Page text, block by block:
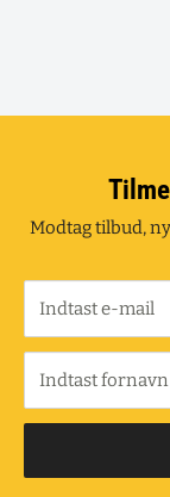
Modtag tilbud,
Indtast e-mail
Indtast fornavn